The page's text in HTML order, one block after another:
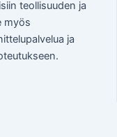
teollisuuden ja
myös
ja